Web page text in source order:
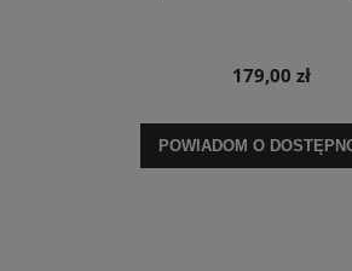
179,00 zł
POWIADOM O